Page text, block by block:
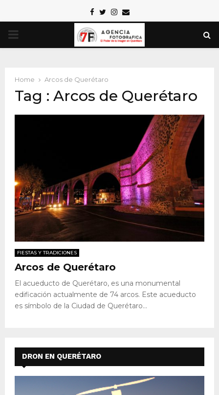
Facebook
TwitterInstagram
Email
PRIMARY
Home Arcos de Querétaro
Tag : Arcos de Querétaro
FIESTAS Y TRADICIONES
Arcos de Querétaro
El acueducto de Querétaro, es una monumental
edificación actualmente de 74 arcos. Este acueducto
es símbolo de la Ciudad de Querétaro...
DRON EN QUERÉTARO